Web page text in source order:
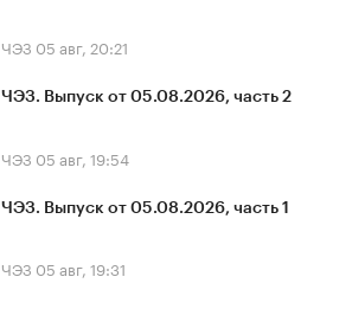
ЧЭЗ 05 авг, 20:21
ЧЭЗ. Выпуск от 05.08.2026, часть 2
ЧЭЗ 05 авг, 19:54
ЧЭЗ. Выпуск от 05.08.2026, часть 1
ЧЭЗ 05 авг, 19:31